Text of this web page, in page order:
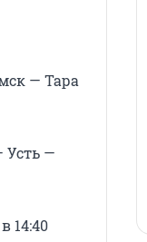
— Тара
Усть —
14:40